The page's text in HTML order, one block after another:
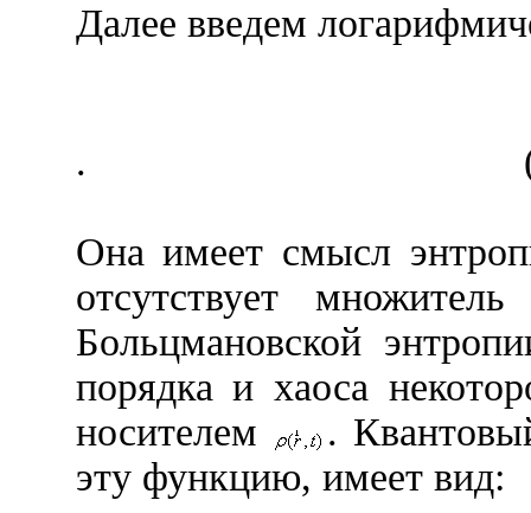
Далее введем
.
Она имеет смысл
отсутствует
Больцмановской
порядка и хаоса
носителем
.
эту функцию, имеет вид: